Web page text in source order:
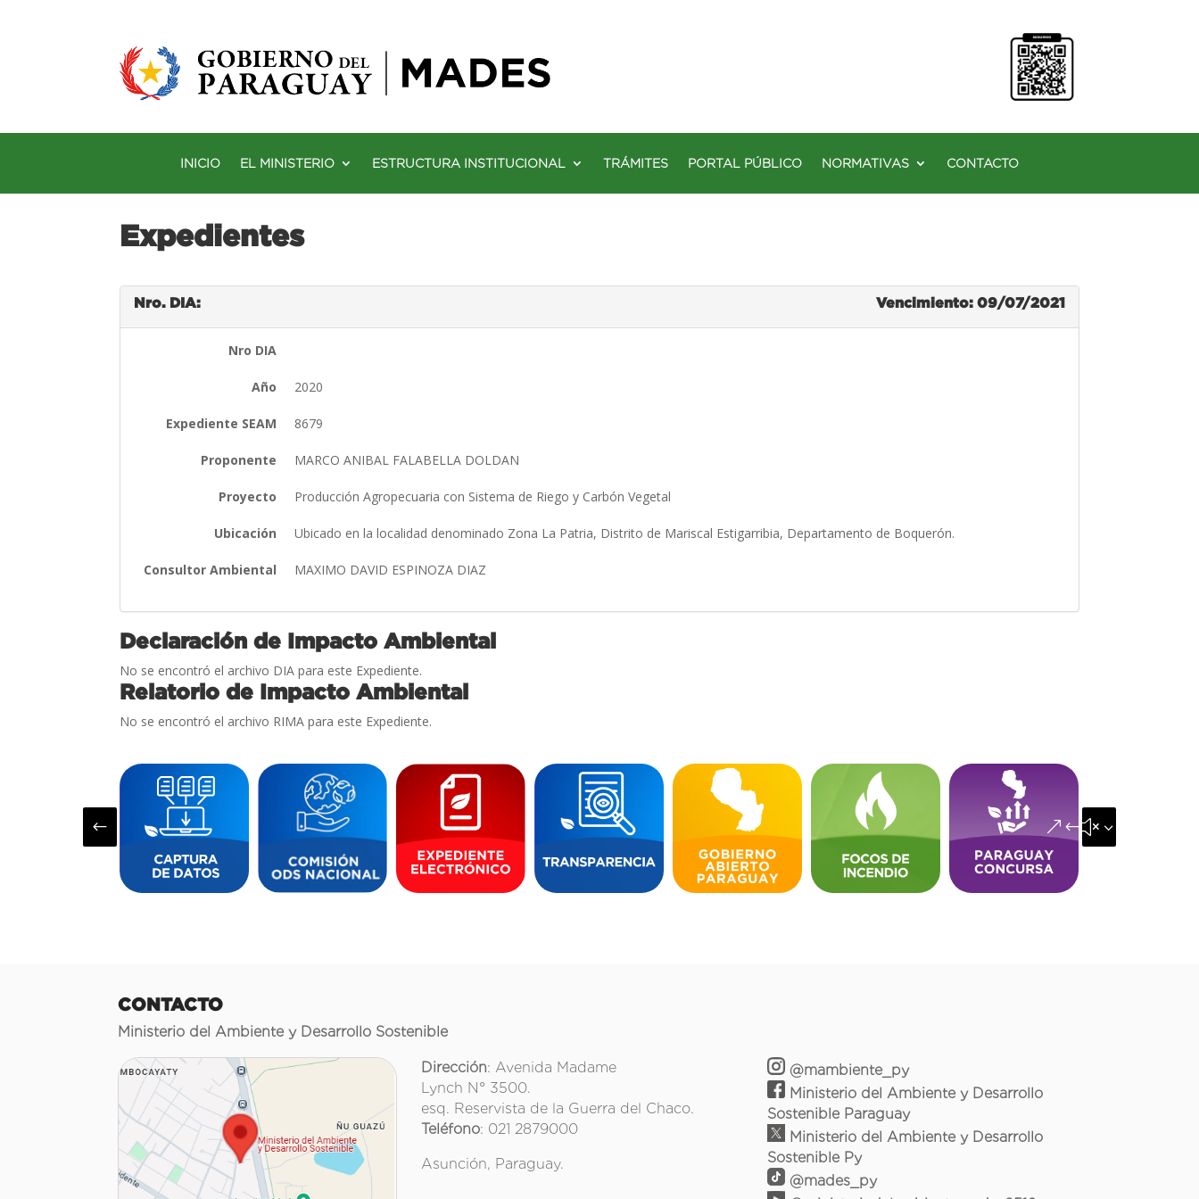
INICIO EL MINISTERIO ESTRUCTURA INSTITUCIONAL TRÁMITES PORTAL PÚBLICO NORMATIVAS CONTACTO
Expedientes
Nro. DIA: Vencimiento: 09/07/2021
Nro DIA
Año 2020
Expediente SEAM 8679
Proponente MARCO ANIBAL FALABELLA DOLDAN
Proyecto Producción Agropecuaria con Sistema de Riego y Carbón Vegetal
Ubicación Ubicado en la localidad denominado Zona La Patria, Distrito de Mariscal Estigarribia, Departamento de Boquerón.
Consultor Ambiental MAXIMO DAVID ESPINOZA DIAZ
Declaración de Impacto Ambiental
No se encontró el archivo DIA para este Expediente.
Relatorio de Impacto Ambiental
No se encontró el archivo RIMA para este Expediente.
# &#x35;
CONTACTO
Ministerio del Ambiente y Desarrollo Sostenible
Dirección: Avenida Madame
Lynch N° 3500.
esq. Reservista de la Guerra del Chaco.
Teléfono: 021 2879000
Asunción, Paraguay.
@mambiente_py
Ministerio del Ambiente y Desarrollo
Sostenible Paraguay
Ministerio del Ambiente y Desarrollo
Sostenible Py
@mades_py